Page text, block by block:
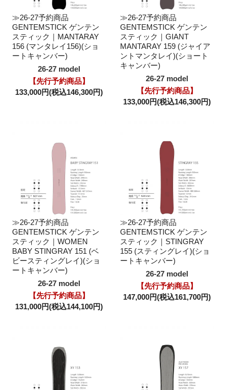
≫26-27予約商品
GENTEMSTICK ゲンテン
スティック｜MANTARAY
156 (マンタレイ156)(ショ
ートキャンバー)
26-27 model
【先行予約商品】
133,000円(税込146,300円)
≫26-27予約商品
GENTEMSTICK ゲンテン
スティック｜GIANT
MANTARAY 159 (ジャイア
ントマンタレイ)(ショート
キャンバー)
26-27 model
【先行予約商品】
133,000円(税込146,300円)
≫26-27予約商品
GENTEMSTICK ゲンテン
スティック｜WOMEN
BABY STINGRAY 151 (ベ
ビースティングレイ)(ショ
ートキャンバー)
26-27 model
【先行予約商品】
131,000円(税込144,100円)
≫26-27予約商品
GENTEMSTICK ゲンテン
スティック｜STINGRAY
155 (スティングレイ)(ショ
ートキャンバー)
26-27 model
【先行予約商品】
147,000円(税込161,700円)